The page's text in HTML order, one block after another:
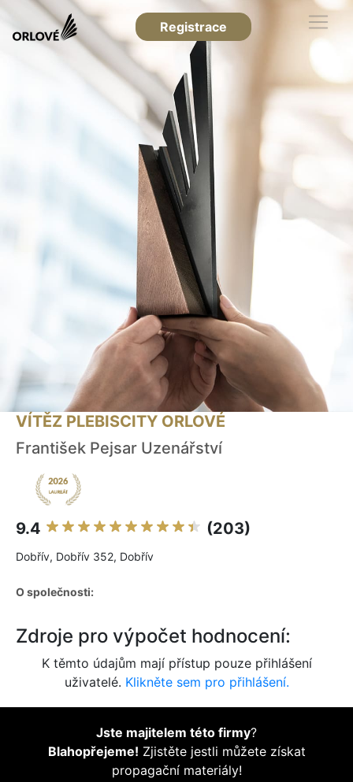
Registrace
VÍTĚZ PLEBISCITY ORLOVÉ
František Pejsar Uzenářství
9.4 (203)
Dobřív, Dobřív 352, Dobřív
O společnosti:
Zdroje pro výpočet hodnocení:
K těmto údajům mají přístup pouze přihlášení
uživatelé. Klikněte sem pro přihlášení.
Jste majitelem této firmy?
Blahopřejeme! Zjistěte jestli můžete získat
propagační materiály!